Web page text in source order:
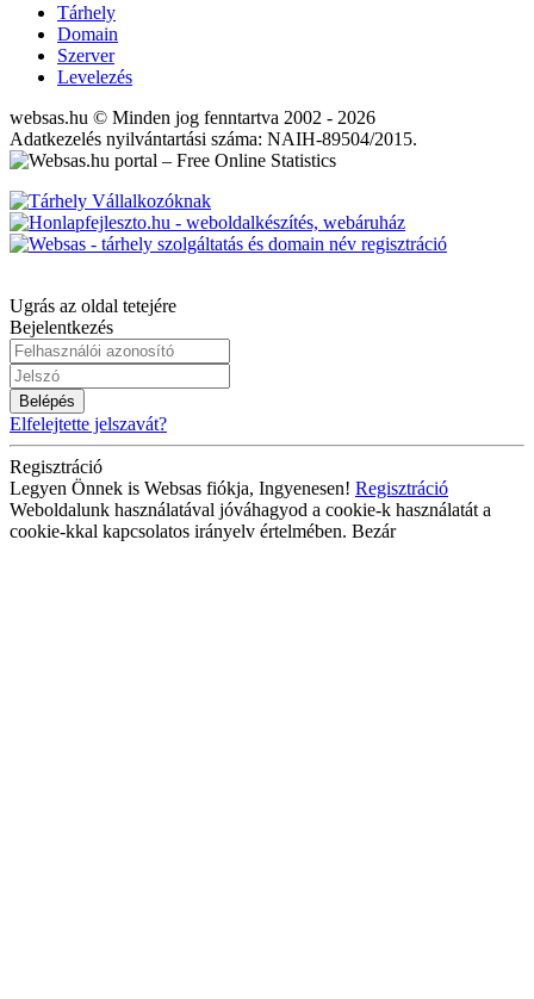
Tárhely
Domain
Szerver
Levelezés
websas.hu © Minden jog fenntartva 2002 - 2026
Adatkezelés nyilvántartási száma: NAIH-89504/2015.
Ugrás az oldal tetejére
Bejelentkezés
Belépés
Elfelejtette jelszavát?
Regisztráció
Legyen Önnek is Websas fiókja, Ingyenesen! Regisztráció
Weboldalunk használatával jóváhagyod a cookie-k használatát a
cookie-kkal kapcsolatos irányelv értelmében. Bezár